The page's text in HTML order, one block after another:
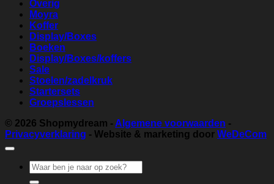
Overig
Moyra
Koffer
Display/Boxes
Boeken
Display/Boxes/koffers
Sale
Stoelen/zadelkruk
Startersets
Groepslessen
© 2026 Shopmydream - Algemene voorwaarden -
Privacyverklaring - Website & marketing door WeDeCom
Zoeken
naar: